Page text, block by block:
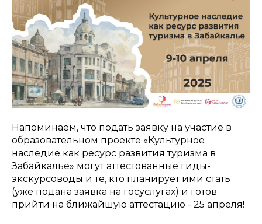
Напоминаем, что подать заявку на участие в
образовательном проекте «Культурное
наследие как ресурс развития туризма в
Забайкалье» могут аттестованные гиды-
экскурсоводы и те, кто планирует ими стать
(уже подана заявка на госуслугах) и готов
прийти на ближайшую аттестацию - 25 апреля!